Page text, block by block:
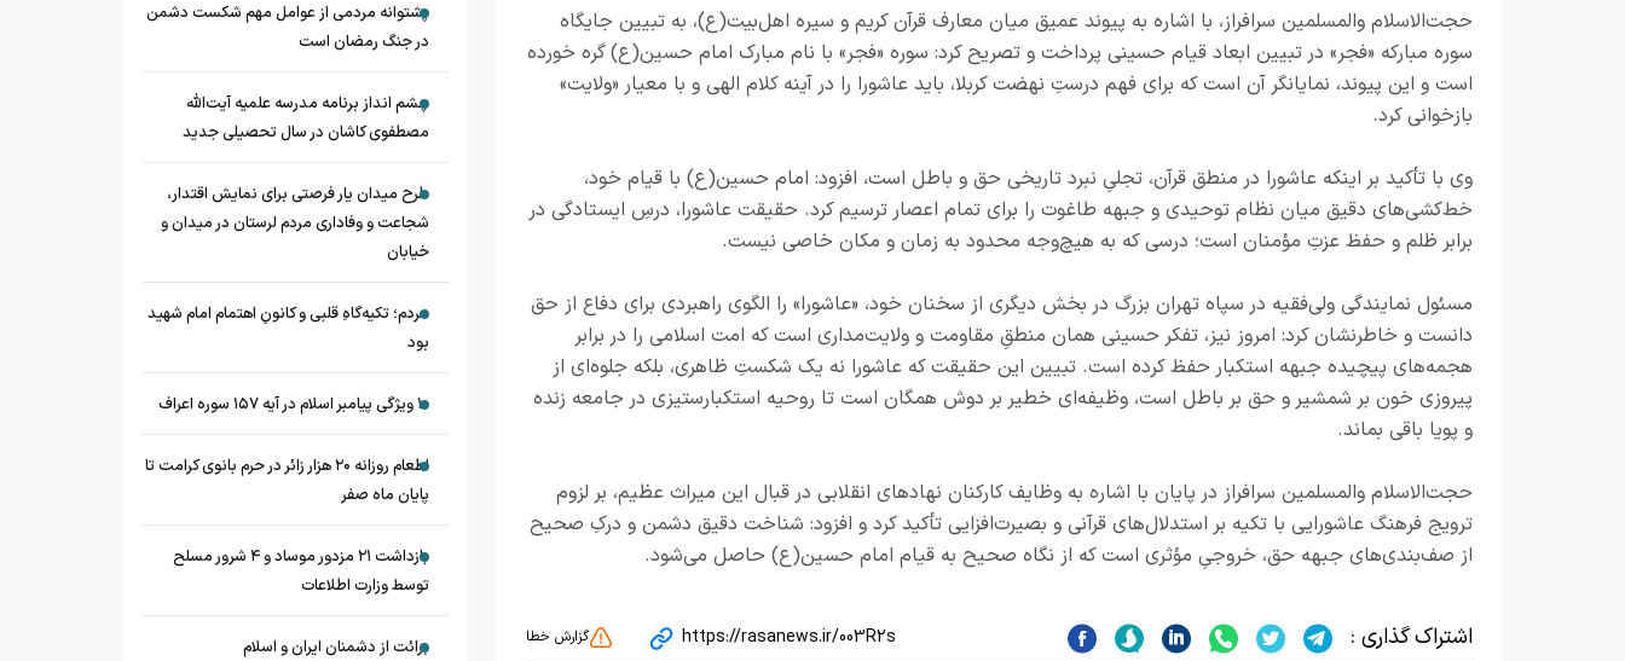
حجت‌الاسلام والمسلمین سرافراز، با اشاره به پیوند عمیق میان معارف قرآن کریم و سیره اهل‌بیت(ع)، به تبیین جایگاه
سوره مبارکه «فجر» در تبیین ابعاد قیام حسینی پرداخت و تصریح کرد: سوره «فجر» با نام مبارک امام حسین(ع) گره خورده
است و این پیوند، نمایانگر آن است که برای فهم درستِ نهضت کربلا، باید عاشورا را در آینه کلام الهی و با معیار «ولایت»
بازخوانی کرد.
وی با تأکید بر اینکه عاشورا در منطق قرآن، تجلیِ نبرد تاریخی حق و باطل است، افزود: امام حسین(ع) با قیام خود،
خط‌کشی‌های دقیق میان نظام توحیدی و جبهه طاغوت را برای تمام اعصار ترسیم کرد. حقیقت عاشورا، درسِ ایستادگی در
برابر ظلم و حفظ عزتِ مؤمنان است؛ درسی که به هیچ‌وجه محدود به زمان و مکان خاصی نیست.
مسئول نمایندگی ولی‌فقیه در سپاه تهران بزرگ در بخش دیگری از سخنان خود، «عاشورا» را الگوی راهبردی برای دفاع از حق
دانست و خاطرنشان کرد: امروز نیز، تفکر حسینی همان منطقِ مقاومت و ولایت‌مداری است که امت اسلامی را در برابر
هجمه‌های پیچیده جبهه استکبار حفظ کرده است. تبیین این حقیقت که عاشورا نه یک شکستِ ظاهری، بلکه جلوه‌ای از
پیروزی خون بر شمشیر و حق بر باطل است، وظیفه‌ای خطیر بر دوش همگان است تا روحیه استکبارستیزی در جامعه زنده
و پویا باقی بماند.
حجت‌الاسلام والمسلمین سرافراز در پایان با اشاره به وظایف کارکنان نهادهای انقلابی در قبال این میراث عظیم، بر لزوم
ترویج فرهنگ عاشورایی با تکیه بر استدلال‌های قرآنی و بصیرت‌افزایی تأکید کرد و افزود: شناخت دقیق دشمن و درکِ صحیح
از صف‌بندی‌های جبهه حق، خروجیِ مؤثری است که از نگاه صحیح به قیام امام حسین(ع) حاصل می‌شود.
اشتراک گذاری : https://rasanews.ir/003R2s گزارش خطا
پشتوانه مردمی از عوامل مهم شکست دشمن
در جنگ رمضان است
چشم‌ انداز برنامه مدرسه علمیه آیت‌الله
مصطفوی کاشان در سال تحصیلی جدید
طرح میدان یار فرصتی برای نمایش اقتدار،
شجاعت و وفاداری مردم لرستان در میدان و
خیابان
مردم؛ تکیه‌گاهِ قلبی و کانونِ اهتمام امام شهید
بود
۱۰ ویژگی پیامبر اسلام در آیه ۱۵۷ سوره اعراف
اطعام روزانه ۲۰ هزار زائر در حرم بانوی کرامت تا
پایان ماه صفر
بازداشت ۲۱ مزدور موساد و ۴ شرور مسلح
توسط وزارت اطلاعات
برائت از دشمنان ایران و اسلام